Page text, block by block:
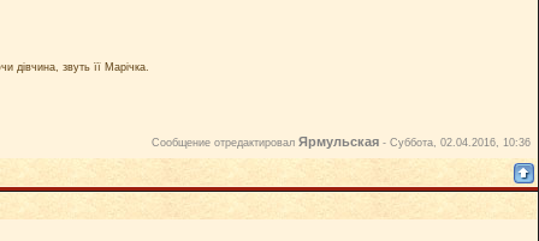
дівчина, звуть її Марічка.
Сообщение отредактировал Ярмульская - Суббота, 02.04.2016, 10:36